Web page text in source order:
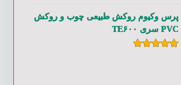
پرس وکیوم روکش طبیعی چوب و روکش
PVC سری TE۶۰۰